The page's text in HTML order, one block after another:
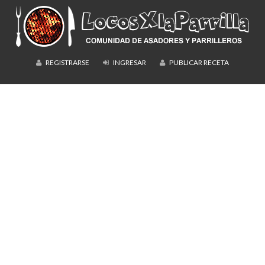
REGISTRARSE INGRESAR PUBLICAR RECETA